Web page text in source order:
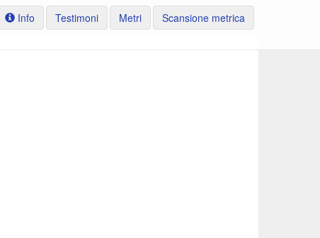
Info Testimoni Metri
Scansione metrica